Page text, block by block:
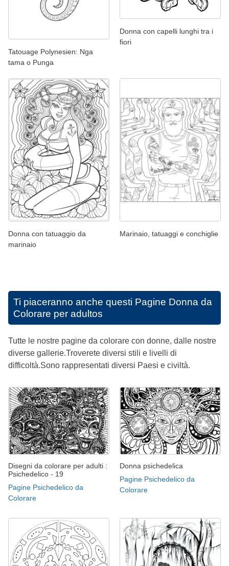
Tatouage Polynesien: Nga
tama o Punga
Donna con capelli lunghi tra i
fiori
Donna con tatuaggio da
marinaio
Marinaio, tatuaggi e conchiglie
Ti piaceranno anche questi Pagine Donna da
Colorare per adultos
Tutte le nostre pagine da colorare con donne, dalle nostre
diverse gallerie.Troverete diversi stili e livelli di
difficoltà.Sono rappresentati diversi Paesi e civiltà.
Disegni da colorare per adulti :
Psichedelico - 19
Pagine Psichedelico da
Colorare
Donna psichedelica
Pagine Psichedelico da
Colorare